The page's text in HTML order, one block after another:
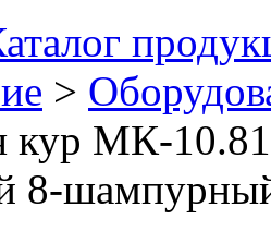
>
кур МК-
8-